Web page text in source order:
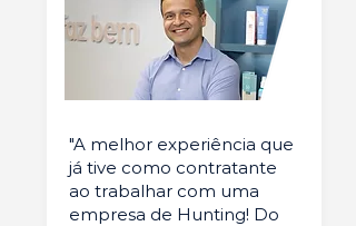
"A melhor experiência que
já tive como contratante
ao trabalhar com uma
empresa de Hunting! Do